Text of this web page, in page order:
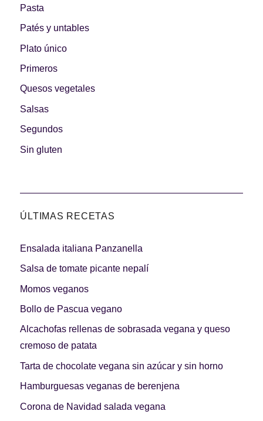
Pasta
Patés y untables
Plato único
Primeros
Quesos vegetales
Salsas
Segundos
Sin gluten
ÚLTIMAS RECETAS
Ensalada italiana Panzanella
Salsa de tomate picante nepalí
Momos veganos
Bollo de Pascua vegano
Alcachofas rellenas de sobrasada vegana y queso
cremoso de patata
Tarta de chocolate vegana sin azúcar y sin horno
Hamburguesas veganas de berenjena
Corona de Navidad salada vegana